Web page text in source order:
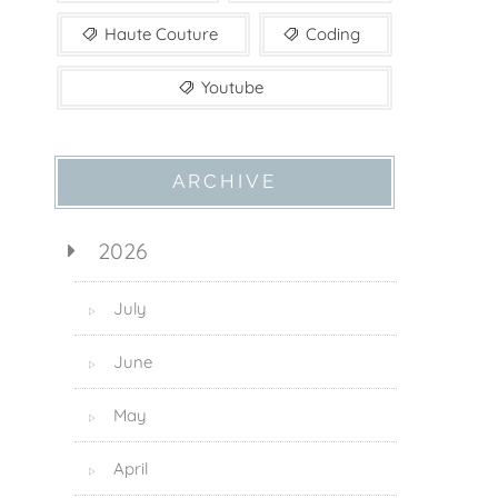
Haute Couture Coding
Youtube
ARCHIVE
2026
▷ July
▷ June
▷ May
▷ April